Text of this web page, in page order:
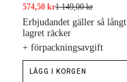
574,50 kr1 149,00 kr
+ förpackningsavgift
Erbjudandet gäller så långt
lagret räcker
LÄGG I KORGEN